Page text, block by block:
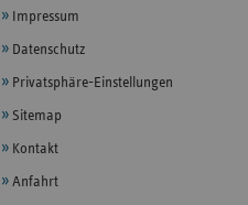
Impressum
Datenschutz
Privatsphäre-Einstellungen
Sitemap
Kontakt
Anfahrt